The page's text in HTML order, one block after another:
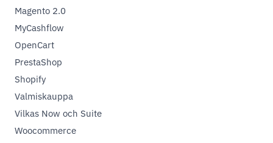
Magento 2.0
MyCashflow
OpenCart
PrestaShop
Shopify
Valmiskauppa
Vilkas Now och Suite
Woocommerce